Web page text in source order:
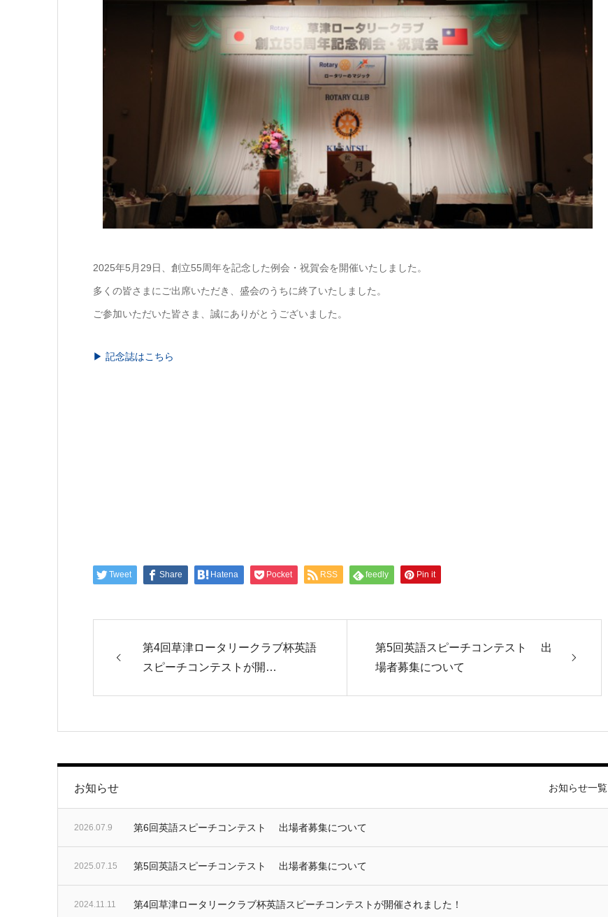
2025年5月29日、創立55周年を記念した例会・祝賀会を開催いたしました。
多くの皆さまにご出席いただき、盛会のうちに終了いたしました。
ご参加いただいた皆さま、誠にありがとうございました。
▶︎ 記念誌はこちら
Tweet Share Hatena Pocket RSS feedly Pin it
第4回草津ロータリークラブ杯英語
スピーチコンテストが開…
第5回英語スピーチコンテスト 出
場者募集について
お知らせ
2026.07.9 第6回英語スピーチコンテスト 出場者募集について
2025.07.15 第5回英語スピーチコンテスト 出場者募集について
2024.11.11 第4回草津ロータリークラブ杯英語スピーチコンテストが開催されました！
お知らせ一覧